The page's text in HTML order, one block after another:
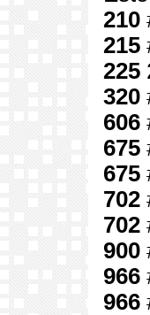
210
215
225
320
606
675
675
702
702
900
966
966